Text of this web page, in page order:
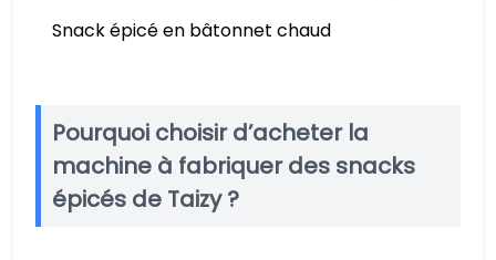
Snack épicé en bâtonnet chaud
Pourquoi choisir d’acheter la
machine à fabriquer des snacks
épicés de Taizy ?